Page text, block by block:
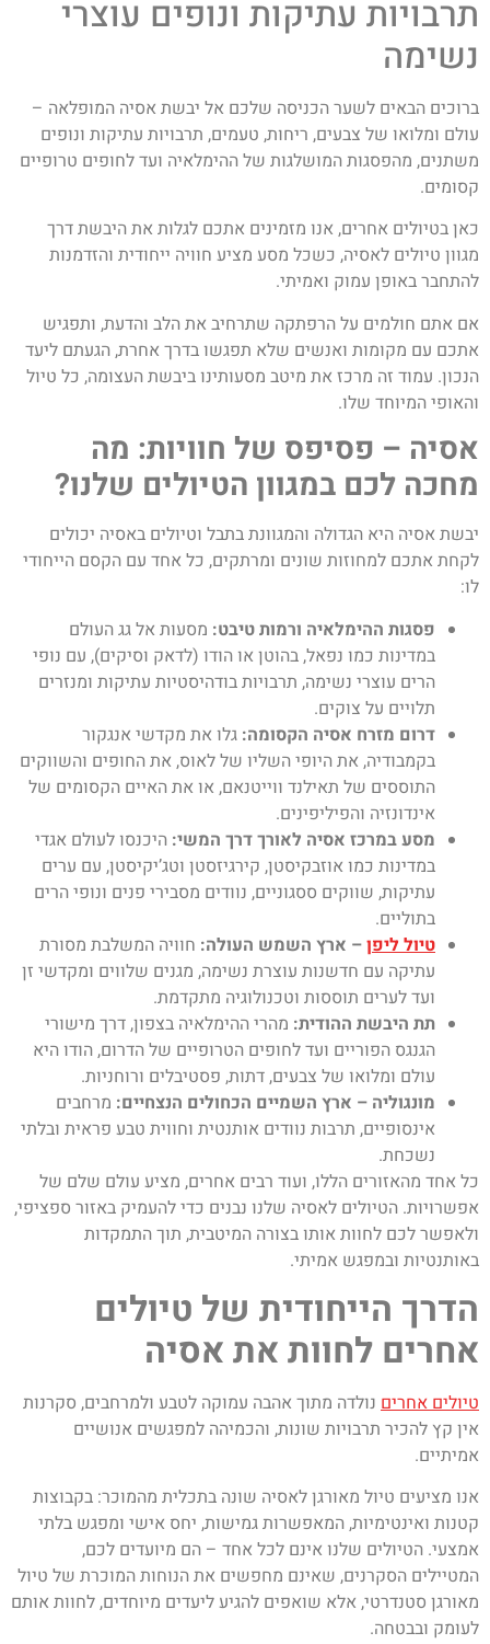
תרבויות עתיקות ונופים עוצרי
נשימה
ברוכים הבאים לשער הכניסה שלכם אל יבשת אסיה המופלאה –
עולם ומלואו של צבעים, ריחות, טעמים, תרבויות עתיקות ונופים
משתנים, מהפסגות המושלגות של ההימלאיה ועד לחופים טרופיים
קסומים.
כאן בטיולים אחרים, אנו מזמינים אתכם לגלות את היבשת דרך
מגוון טיולים לאסיה, כשכל מסע מציע חוויה ייחודית והזדמנות
להתחבר באופן עמוק ואמיתי.
אם אתם חולמים על הרפתקה שתרחיב את הלב והדעת, ותפגיש
אתכם עם מקומות ואנשים שלא תפגשו בדרך אחרת, הגעתם ליעד
הנכון. עמוד זה מרכז את מיטב מסעותינו ביבשת העצומה, כל טיול
והאופי המיוחד שלו.
אסיה – פסיפס של חוויות: מה
מחכה לכם במגוון הטיולים שלנו?
יבשת אסיה היא הגדולה והמגוונת בתבל וטיולים באסיה יכולים
לקחת אתכם למחוזות שונים ומרתקים, כל אחד עם הקסם הייחודי
לו:
פסגות ההימלאיה ורמות טיבט: מסעות אל גג העולם
במדינות כמו נפאל, בהוטן או הודו (לדאק וסיקים), עם נופי
הרים עוצרי נשימה, תרבויות בודהיסטיות עתיקות ומנזרים
תלויים על צוקים.
דרום מזרח אסיה הקסומה: גלו את מקדשי אנגקור
בקמבודיה, את היופי השליו של לאוס, את החופים והשווקים
התוססים של תאילנד ווייטנאם, או את האיים הקסומים של
אינדונזיה והפיליפינים.
מסע במרכז אסיה לאורך דרך המשי: היכנסו לעולם אגדי
במדינות כמו אוזבקיסטן, קירגיזסטן וטג’יקיסטן, עם ערים
עתיקות, שווקים ססגוניים, נוודים מסבירי פנים ונופי הרים
בתוליים.
טיול ליפן– ארץ השמש העולה: חוויה המשלבת מסורת
עתיקה עם חדשנות עוצרת נשימה, מגנים שלווים ומקדשי זן
ועד לערים תוססות וטכנולוגיה מתקדמת.
תת היבשת ההודית: מהרי ההימלאיה בצפון, דרך מישורי
הגנגס הפוריים ועד לחופים הטרופיים של הדרום, הודו היא
עולם ומלואו של צבעים, דתות, פסטיבלים ורוחניות.
מונגוליה – ארץ השמיים הכחולים הנצחיים: מרחבים
אינסופיים, תרבות נוודים אותנטית וחווית טבע פראית ובלתי
נשכחת.
כל אחד מהאזורים הללו, ועוד רבים אחרים, מציע עולם שלם של
אפשרויות. הטיולים לאסיה שלנו נבנים כדי להעמיק באזור ספציפי,
ולאפשר לכם לחוות אותו בצורה המיטבית, תוך התמקדות
באותנטיות ובמפגש אמיתי.
הדרך הייחודית של טיולים
אחרים לחוות את אסיה
טיולים אחרים נולדה מתוך אהבה עמוקה לטבע ולמרחבים, סקרנות
אין קץ להכיר תרבויות שונות, והכמיהה למפגשים אנושיים
אמיתיים.
אנו מציעים טיול מאורגן לאסיה שונה בתכלית מהמוכר: בקבוצות
קטנות ואינטימיות, המאפשרות גמישות, יחס אישי ומפגש בלתי
אמצעי. הטיולים שלנו אינם לכל אחד – הם מיועדים לכם,
המטיילים הסקרנים, שאינם מחפשים את הנוחות המוכרת של טיול
מאורגן סטנדרטי, אלא שואפים להגיע ליעדים מיוחדים, לחוות אותם
לעומק ובבטחה.